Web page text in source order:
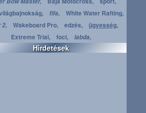
fifa, White Water Rafting,
2, Wakeboard Pro, edzés,
ügyesség,
Extreme Trial,
foci, labda,
Hirdetések